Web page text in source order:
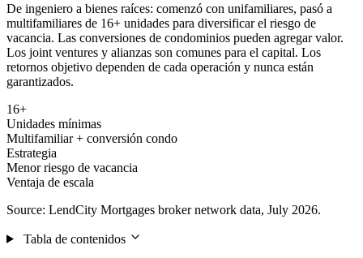
De ingeniero a bienes raíces: comenzó con unifamiliares, pasó a
multifamiliares de 16+ unidades para diversificar el riesgo de
vacancia. Las conversiones de condominios pueden agregar valor.
Los joint ventures y alianzas son comunes para el capital. Los
retornos objetivo dependen de cada operación y nunca están
garantizados.
16+
Unidades mínimas
Multifamiliar + conversión condo
Estrategia
Menor riesgo de vacancia
Ventaja de escala
Source: LendCity Mortgages broker network data, July 2026.
Tabla de contenidos